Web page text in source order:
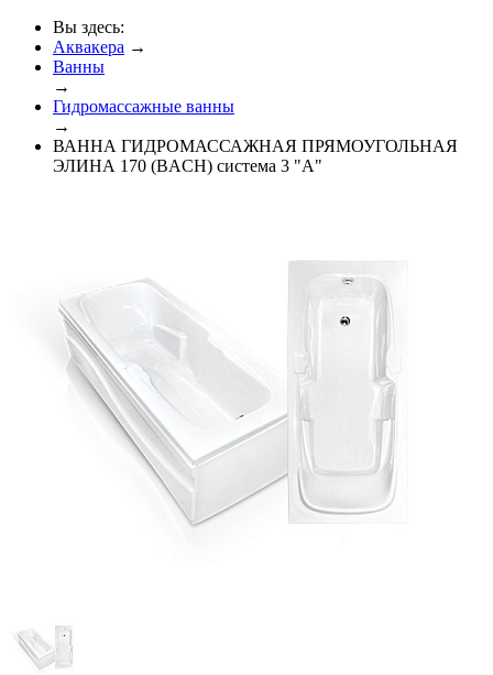
Вы здесь:
Аквакера →
Ванны
→
Гидромассажные ванны
→
ВАННА ГИДРОМАССАЖНАЯ ПРЯМОУГОЛЬНАЯ
ЭЛИНА 170 (BACH) система 3 "А"